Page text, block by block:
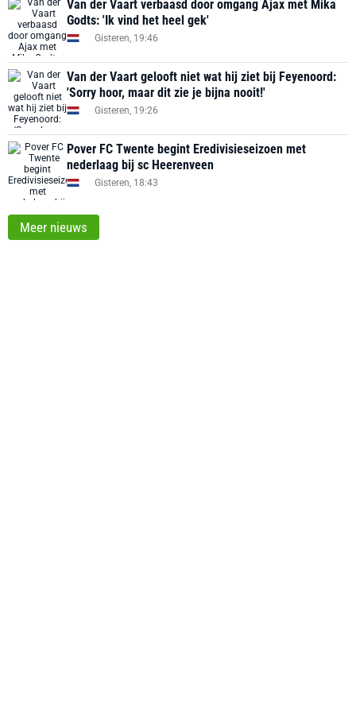
Van der Vaart verbaasd door omgang Ajax met Mika
Godts: 'Ik vind het heel gek'
Gisteren, 19:46
Van der Vaart gelooft niet wat hij ziet bij Feyenoord:
'Sorry hoor, maar dit zie je bijna nooit!'
Gisteren, 19:26
Pover FC Twente begint Eredivisieseizoen met
nederlaag bij sc Heerenveen
Gisteren, 18:43
Meer nieuws